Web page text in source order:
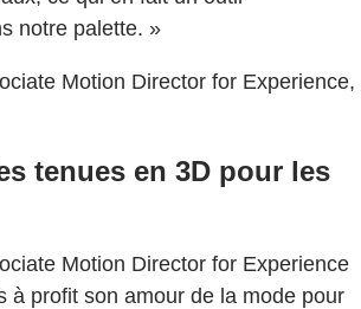
notre palette. »
Motion Director for Experience,
tenues en 3D pour les
Motion Director for Experience
à profit son amour de la mode pour